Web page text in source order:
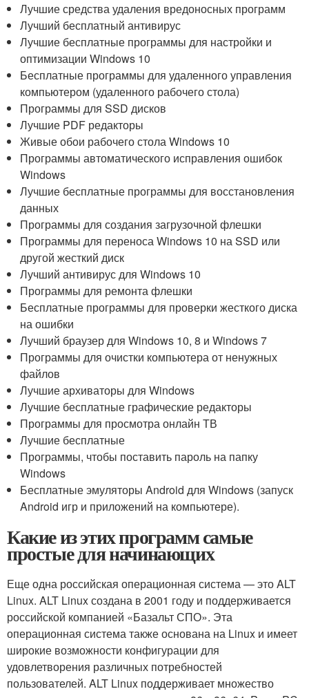
Лучшие средства удаления вредоносных программ
Лучший бесплатный антивирус
Лучшие бесплатные программы для настройки и
оптимизации Windows 10
Бесплатные программы для удаленного управления
компьютером (удаленного рабочего стола)
Программы для SSD дисков
Лучшие PDF редакторы
Живые обои рабочего стола Windows 10
Программы автоматического исправления ошибок
Windows
Лучшие бесплатные программы для восстановления
данных
Программы для создания загрузочной флешки
Программы для переноса Windows 10 на SSD или
другой жесткий диск
Лучший антивирус для Windows 10
Программы для ремонта флешки
Бесплатные программы для проверки жесткого диска
на ошибки
Лучший браузер для Windows 10, 8 и Windows 7
Программы для очистки компьютера от ненужных
файлов
Лучшие архиваторы для Windows
Лучшие бесплатные графические редакторы
Программы для просмотра онлайн ТВ
Лучшие бесплатные
Программы, чтобы поставить пароль на папку
Windows
Бесплатные эмуляторы Android для Windows (запуск
Android игр и приложений на компьютере).
Какие из этих программ самые
простые для начинающих
Еще одна российская операционная система — это ALT
Linux. ALT Linux создана в 2001 году и поддерживается
российской компанией «Базальт СПО». Эта
операционная система также основана на Linux и имеет
широкие возможности конфигурации для
удовлетворения различных потребностей
пользователей. ALT Linux поддерживает множество